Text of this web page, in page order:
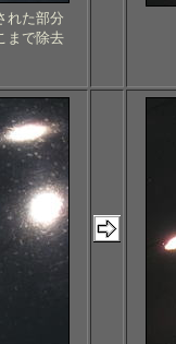
れた部分
まで除去